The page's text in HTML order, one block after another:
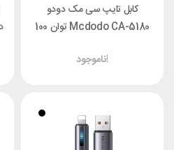
کابل تایپ سی مک دودو
Mcdodo CA-5180 توان 100
ناموجود!